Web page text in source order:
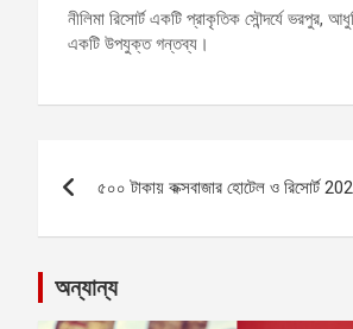
নীলিমা রিসোর্ট একটি প্রাকৃতিক সৌন্দর্যে ভরপুর,
একটি উপযুক্ত গন্তব্য।
navigation
৫০০ টাকায় কক্সবাজার হোটেল ও রিসোর্ট
অন্যান্য